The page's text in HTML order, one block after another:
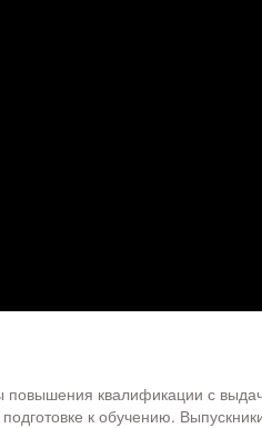
квалификации с
к обучению.